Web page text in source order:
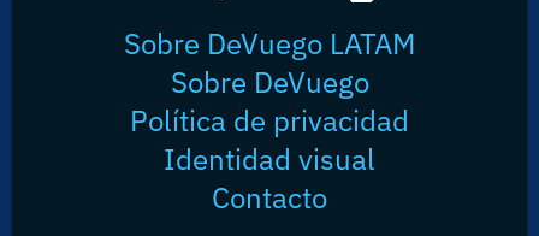
Sobre DeVuego LATAM
Sobre DeVuego
Política de privacidad
Identidad visual
Contacto